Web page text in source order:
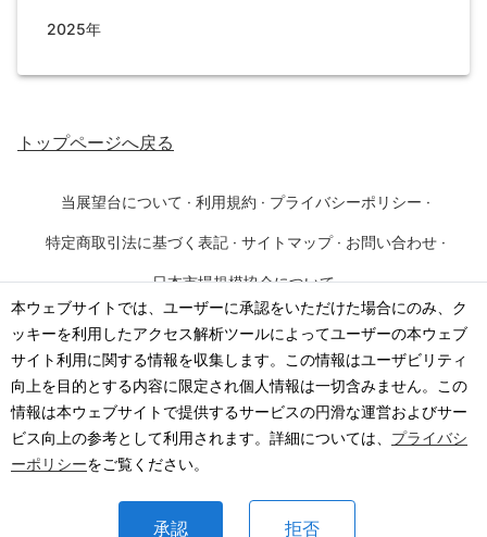
本ウェブサイトでは、ユーザーに承認をいただけた場合にのみ、ク
ッキーを利用したアクセス解析ツールによってユーザーの本ウェブ
サイト利用に関する情報を収集します。この情報はユーザビリティ
向上を目的とする内容に限定され個人情報は一切含みません。この
情報は本ウェブサイトで提供するサービスの円滑な運営およびサー
ビス向上の参考として利用されます。詳細については、 プライバシ
ーポリシーをご覧ください。
承認 拒否
2025年
トップページへ戻る
当展望台について · 利用規約 · プライバシーポリシー ·
特定商取引法に基づく表記 · サイトマップ · お問い合わせ ·
日本市場規模協会について
©2026· 一般社団法人 日本市場規模協会